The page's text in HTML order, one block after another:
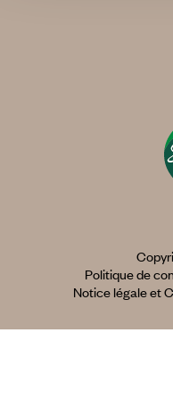
Politique de
Notice légale et